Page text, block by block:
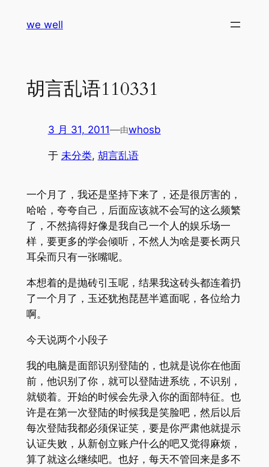
we well
胡言乱语110331
3 月 31, 2011—由whosb
于 未分类, 胡言乱语
一个月了，我还是坚持下来了，还是很厉害的，
哈哈，夸夸自己，后面应该就不会写的这么频繁
了，不然搞得好像是我自己一个人的娱乐场一
样，要更多的学会倾听，不然人为啥是要长两只
耳朵而只有一张嘴呢。
本想着的是抛砖引玉呢，结果我这砖头都连着扔
了一个月了，玉还犹抱琵琶半遮面呢，各位给力
啊。
今天说两个小段子
我的电脑是面部识别登陆的，也就是说你在他面
前，他识别了你，就可以登陆进系统，不识别，
就锁着。开始的时候会先录入你的面部特征。也
许是在第一次登陆的时候我是笑脸吧，然后以后
每次登陆我都必须保证笑，要是你严肃他就提示
认证失败，从新创立账户什么的吧又觉得麻烦，
算了就这么继续吧。也好，每天不管回来是多不